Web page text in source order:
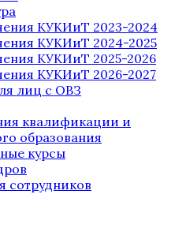
КУКИиТ 2023-2024
КУКИиТ 2024-2025
КУКИиТ 2025-2026
КУКИиТ 2026-2027
лиц с ОВЗ
квалификации и
образования
курсы
сотрудников